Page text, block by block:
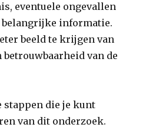
eventuele ongevallen
belangrijke informatie.
beeld te krijgen van
betrouwbaarheid van de
die je kunt
van dit onderzoek.